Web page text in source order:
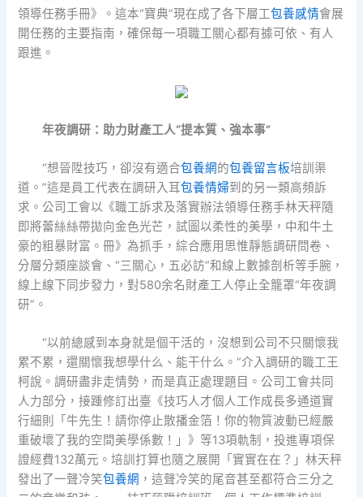
領導任務手冊》。這本“寶典”現在成了各下層工包養感情會展
開任務的主要指南，確保每一項職工關心都有據可依、有人
跟進。
年夜調研：助力財產工人“提本質、強本事”
“想晉陞技巧，卻沒有適合包養網的包養留言板培訓渠
道。”這是員工代表在調研入耳包養情婦到的另一類高頻訴
求。公司工會以《職工訴求及落實辦法領導任務手林天秤隨
即將蕾絲絲帶拋向金色光芒，試圖以柔性的美學，中和牛土
豪的粗暴財富。冊》為抓手，綜合應用思惟靜態調研問卷、
分層分類座談會、“三關心，五必訪”和線上數據剖析等手腕，
線上線下同步發力，對580余名財產工人停止全籠罩“年夜調
研”。
“以前總感到本身就是個干活的，沒想到公司不只關懷我
累不累，還關懷我想學什么、能干什么。”介入調研的職工王
柯說。調研盡非走情勢，而是真正處理題目。公司工會共同
人力部分，接踵修訂出臺《技巧人才個人工作成長多通道實
行細則「牛先生！請你停止散播金箔！你的物質波動已經嚴
重破壞了我的空間美學係數！」》等13項軌制，投進專項保
證經費132萬元。培訓打算也隨之展開「實實在在？」林天秤
發出了一聲冷笑包養網 ，這聲冷笑的尾音甚至都符合三分之